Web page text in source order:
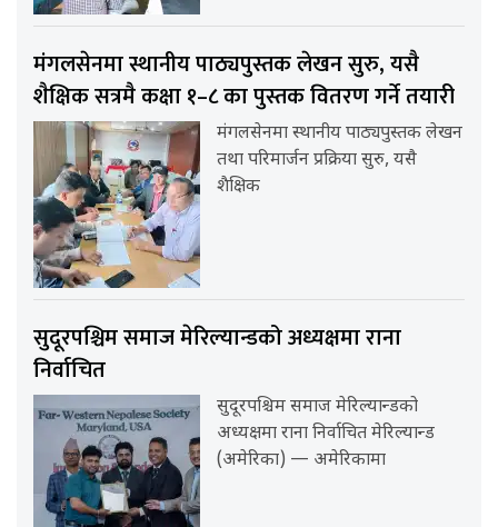
मंगलसेनमा स्थानीय पाठ्यपुस्तक लेखन सुरु, यसै
शैक्षिक सत्रमै कक्षा १–८ का पुस्तक वितरण गर्ने तयारी
मंगलसेनमा स्थानीय पाठ्यपुस्तक लेखन
तथा परिमार्जन प्रक्रिया सुरु, यसै
शैक्षिक
सुदूरपश्चिम समाज मेरिल्यान्डको अध्यक्षमा राना
निर्वाचित
सुदूरपश्चिम समाज मेरिल्यान्डको
अध्यक्षमा राना निर्वाचित मेरिल्यान्ड
(अमेरिका) — अमेरिकामा